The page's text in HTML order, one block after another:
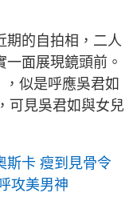
期的自拍相，二人
面展現鏡頭前。
似是呼應吳君如
可見吳君如與女兒
斯卡 瘦到見骨令
攻美男神